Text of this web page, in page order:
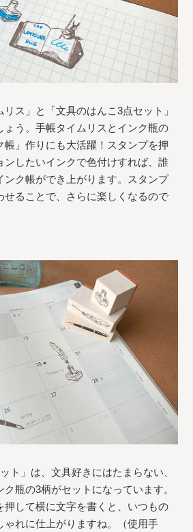
ス」と「文具のはんこ3点セット」
ょう。手帳タイムリスとインク瓶の
帳」作りにも大活躍！スタンプを押
ンしたいインクで色付けすれば、誰
ンク帳ができ上がります。スタンプ
せることで、さらに楽しくなるので
ト」は、文具好きにはたまらない、
瓶の3柄がセットになっています。
押して横に文字を書くと、いつもの
ゃれに仕上がりますね。（使用手